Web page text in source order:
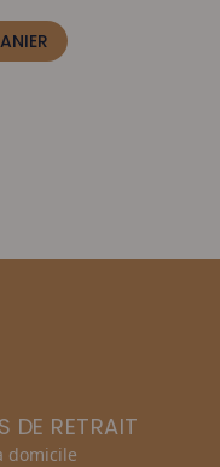
DE RETRAIT
domicile